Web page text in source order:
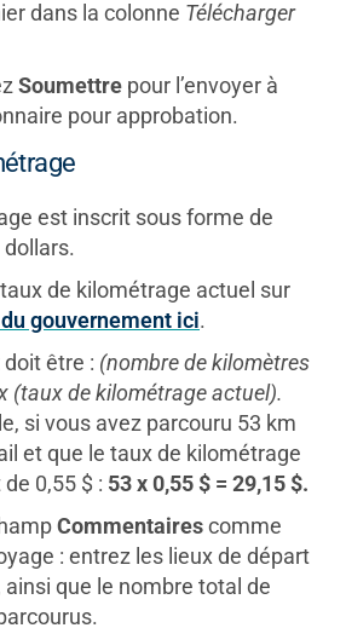
dans la colonne Télécharger
Soumettre pour l’envoyer à
pour approbation.
est inscrit sous forme de
de kilométrage actuel sur
gouvernement ici.
être : (nombre de kilomètres
(taux de kilométrage actuel).
si vous avez parcouru 53 km
et que le taux de kilométrage
0,55 $ : 53 x 0,55 $ = 29,15 $.
Commentairescomme
: entrez les lieux de départ
ainsi que le nombre total de